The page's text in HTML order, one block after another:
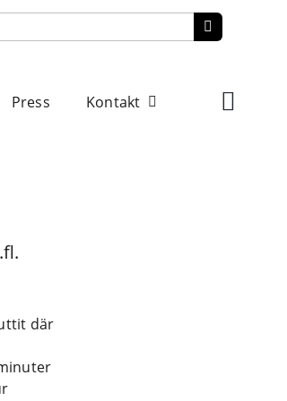
Press Kontakt
där